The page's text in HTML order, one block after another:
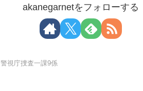
akanegarnetをフォローする
警視庁捜査一課9係